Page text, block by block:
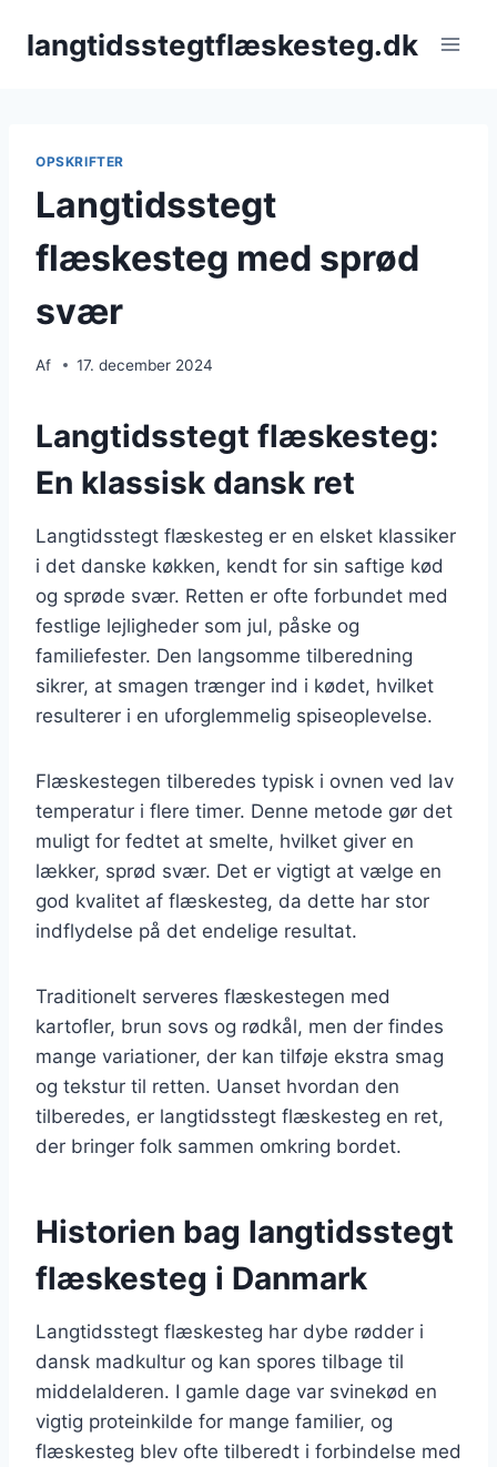
langtidsstegtflæskesteg.dk
OPSKRIFTER
Langtidsstegt
flæskesteg med sprød
svær
Af 17. december 2024
Langtidsstegt flæskesteg:
En klassisk dansk ret
Langtidsstegt flæskesteg er en elsket klassiker
i det danske køkken, kendt for sin saftige kød
og sprøde svær. Retten er ofte forbundet med
festlige lejligheder som jul, påske og
familiefester. Den langsomme tilberedning
sikrer, at smagen trænger ind i kødet, hvilket
resulterer i en uforglemmelig spiseoplevelse.
Flæskestegen tilberedes typisk i ovnen ved lav
temperatur i flere timer. Denne metode gør det
muligt for fedtet at smelte, hvilket giver en
lækker, sprød svær. Det er vigtigt at vælge en
god kvalitet af flæskesteg, da dette har stor
indflydelse på det endelige resultat.
Traditionelt serveres flæskestegen med
kartofler, brun sovs og rødkål, men der findes
mange variationer, der kan tilføje ekstra smag
og tekstur til retten. Uanset hvordan den
tilberedes, er langtidsstegt flæskesteg en ret,
der bringer folk sammen omkring bordet.
Historien bag langtidsstegt
flæskesteg i Danmark
Langtidsstegt flæskesteg har dybe rødder i
dansk madkultur og kan spores tilbage til
middelalderen. I gamle dage var svinekød en
vigtig proteinkilde for mange familier, og
flæskesteg blev ofte tilberedt i forbindelse med